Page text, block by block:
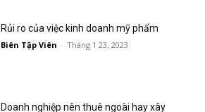
Rủi ro của việc kinh doanh mỹ phẩm
Biên Tập Viên - Tháng 1 23, 2023
Doanh nghiệp nên thuê ngoài hay xây